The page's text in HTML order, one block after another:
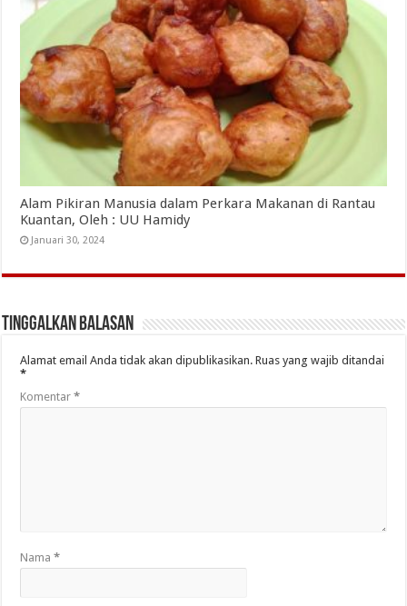
Alam Pikiran Manusia dalam Perkara Makanan di Rantau
Kuantan, Oleh : UU Hamidy
Januari 30, 2024
Tinggalkan Balasan
Alamat email Anda tidak akan dipublikasikan. Ruas yang wajib ditandai
*
Komentar*
Nama*